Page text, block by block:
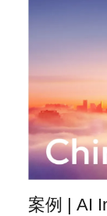
案例 | AI